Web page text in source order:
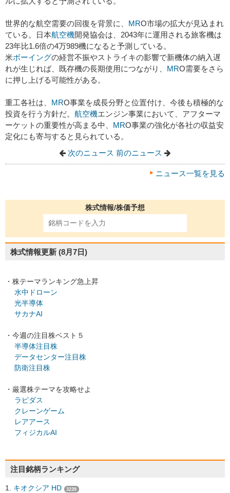
世界的な航空需要の回復を背景に、 MRO市場の拡大が見込まれ
ている。日本航空機開発協会は、2043年に運用される旅客機は
23年比1.6倍の4万989機になると予測している。
米ボーイングの経営不振やストライキの影響で新機体の納入遅
れが生じれば、既存機の長期使用につながり、 MRO需要をさら
に押し上げる可能性がある。
重工各社は、 MRO事業を成長分野と位置付け、今後も積極的な
投資を行う方針だ。 航空機エンジン事業において、アフターマ
ーケットの重要性が高まる中、 MRO事業の強化が各社の収益安
定化にも寄与すると見られている。
次のニュース 前のニュース
ニュース一覧を見る
株式情報/株価予想
株式情報更新 (8月7日)
・株テーマランキング急上昇
水中ドローン
光半導体
サカナAI
・今週の注目株ベスト５
半導体注目株
データセンター注目株
防衛注目株
・厳選株テーマを攻略せよ
ラピダス
クレーンゲーム
レアアース
フィジカルAI
注目銘柄ランキング
キオクシア HD 3239